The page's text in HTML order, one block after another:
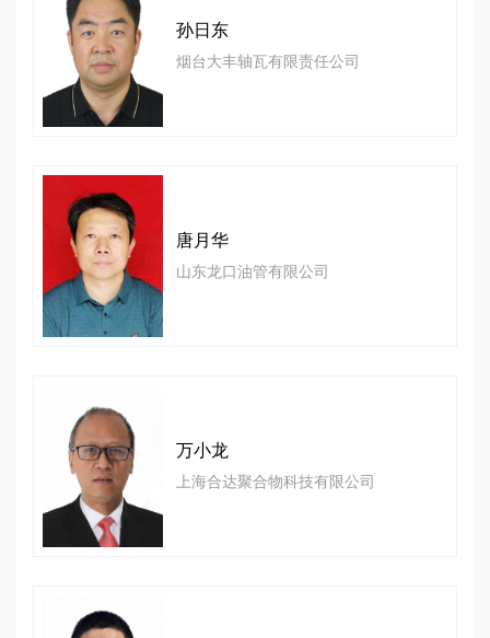
孙日东
烟台大丰轴瓦有限责任公司
唐月华
山东龙口油管有限公司
万小龙
上海合达聚合物科技有限公司